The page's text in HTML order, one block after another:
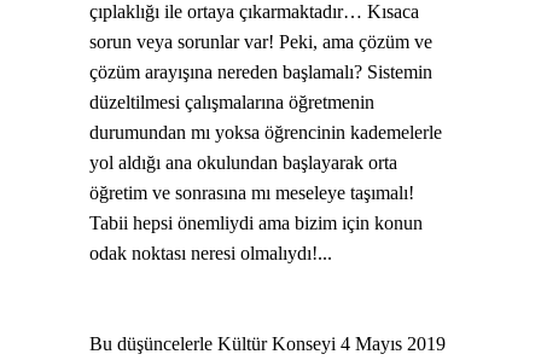
çıplaklığı ile ortaya çıkarmaktadır… Kısaca
sorun veya sorunlar var! Peki, ama çözüm ve
çözüm arayışına nereden başlamalı? Sistemin
düzeltilmesi çalışmalarına öğretmenin
durumundan mı yoksa öğrencinin kademelerle
yol aldığı ana okulundan başlayarak orta
öğretim ve sonrasına mı meseleye taşımalı!
Tabii hepsi önemliydi ama bizim için konun
odak noktası neresi olmalıydı!...
Bu düşüncelerle Kültür Konseyi 4 Mayıs 2019